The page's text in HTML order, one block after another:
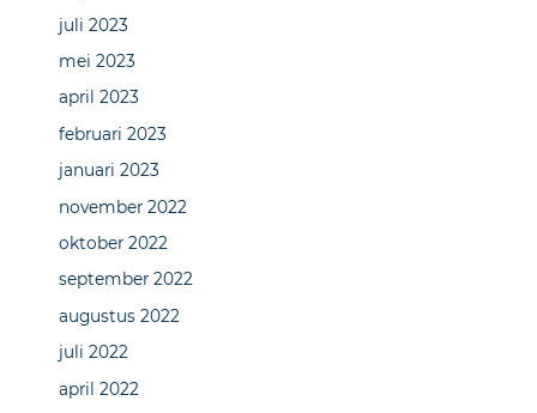
juli 2023
mei 2023
april 2023
februari 2023
januari 2023
november 2022
oktober 2022
september 2022
augustus 2022
juli 2022
april 2022